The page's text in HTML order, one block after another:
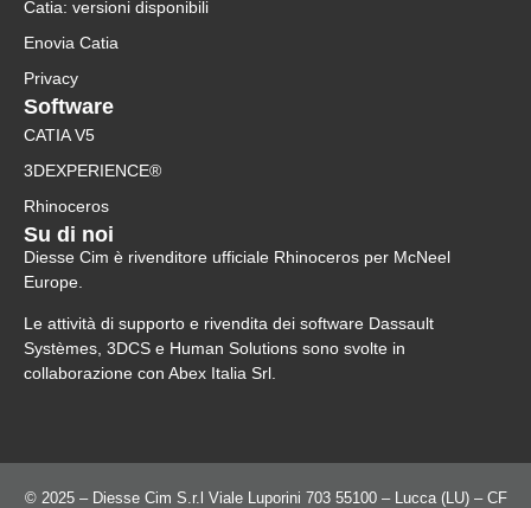
Catia: versioni disponibili
Enovia Catia
Privacy
Software
CATIA V5
3DEXPERIENCE®
Rhinoceros
Su di noi
Diesse Cim è rivenditore ufficiale Rhinoceros per McNeel
Europe.
Le attività di supporto e rivendita dei software Dassault
Systèmes, 3DCS e Human Solutions sono svolte in
collaborazione con Abex Italia Srl.
© 2025 – Diesse Cim S.r.l Viale Luporini 703 55100 – Lucca (LU) – CF